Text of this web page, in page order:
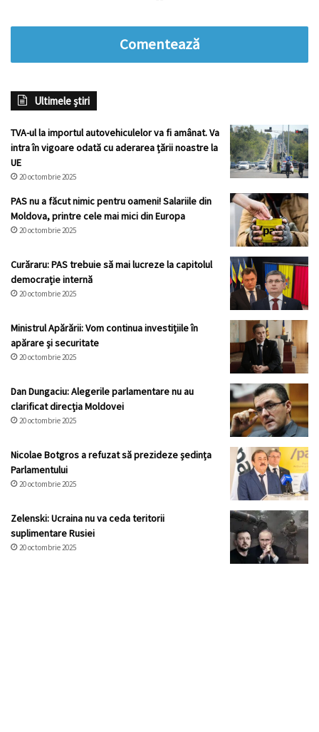
Comentează
Ultimele știri
TVA-ul la importul autovehiculelor va fi amânat. Va
intra în vigoare odată cu aderarea țării noastre la
UE
20 octombrie 2025
PAS nu a făcut nimic pentru oameni! Salariile din
Moldova, printre cele mai mici din Europa
20 octombrie 2025
Curăraru: PAS trebuie să mai lucreze la capitolul
democrație internă
20 octombrie 2025
Ministrul Apărării: Vom continua investițiile în
apărare și securitate
20 octombrie 2025
Dan Dungaciu: Alegerile parlamentare nu au
clarificat direcția Moldovei
20 octombrie 2025
Nicolae Botgros a refuzat să prezideze ședința
Parlamentului
20 octombrie 2025
Zelenski: Ucraina nu va ceda teritorii
suplimentare Rusiei
20 octombrie 2025